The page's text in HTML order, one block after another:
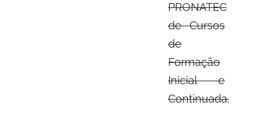
PRONATEC
de Cursos
de
Formação
Inicial e
Continuada.